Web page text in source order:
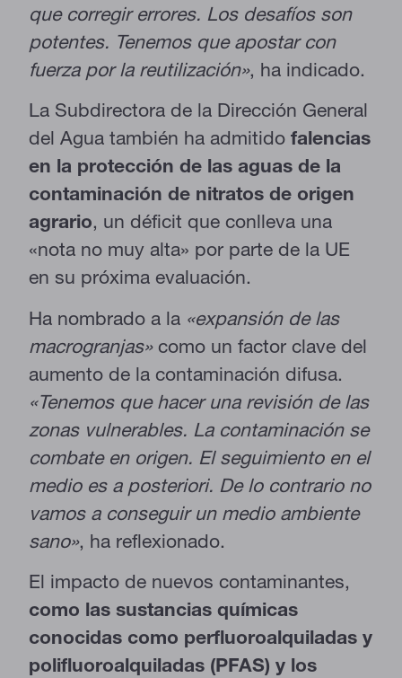
que corregir errores. Los desafíos son
potentes. Tenemos que apostar con
fuerza por la reutilización», ha indicado.
La Subdirectora de la Dirección General
del Agua también ha admitido falencias
en la protección de las aguas de la
contaminación de nitratos de origen
agrario, un déficit que conlleva una
«nota no muy alta» por parte de la UE
en su próxima evaluación.
Ha nombrado a la «expansión de las
macrogranjas»como un factor clave del
aumento de la contaminación difusa.
«Tenemos que hacer una revisión de las
zonas vulnerables. La contaminación se
combate en origen. El seguimiento en el
medio es a posteriori. De lo contrario no
vamos a conseguir un medio ambiente
sano», ha reflexionado.
El impacto de nuevos contaminantes,
como las sustancias químicas
conocidas como perfluoroalquiladas y
polifluoroalquiladas (PFAS) y los